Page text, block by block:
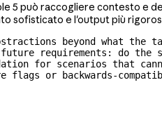
5 può raccogliere contesto e
sofisticato e l'output più
beyond what the
requirements: do the
for scenarios that
flags or
backwards-